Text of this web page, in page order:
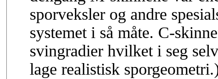
sporveksler og andre
systemet i så måte. C-
svingradier hvilket i seg
lage realistisk